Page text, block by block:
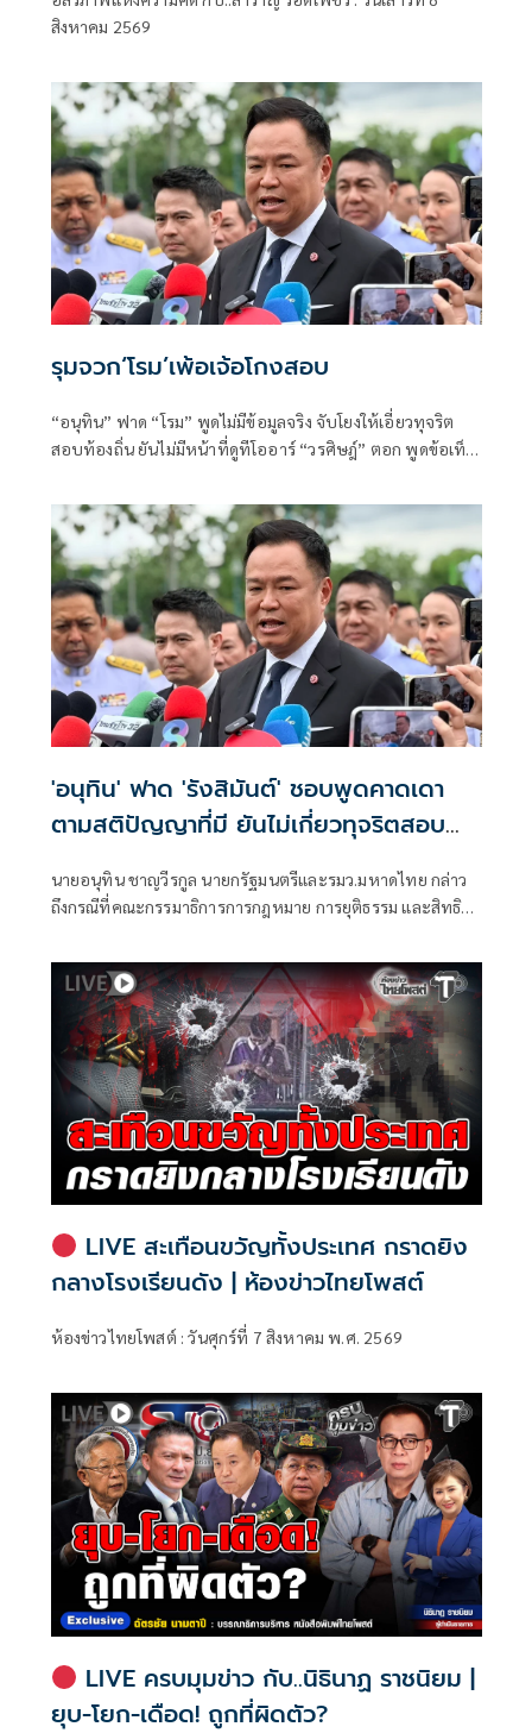
อิสรภาพแห่งความคิด กับ..สำราญ รอด
สิงหาคม 2569
รุมจวก‘โรม’เพ้อเจ้อโกงสอบ
“อนุทิน” ฟาด “โรม” พูดไม่มีข้อมูลจริง จับโยงให้เอี่ยวทุจริต
สอบท้องถิ่น ยันไม่มีหน้าที่ดูทีโออาร์ “วรศิษฎ์” ตอก พูดข้อเท็จ
'อนุทิน' ฟาด 'รังสิมันต์' ชอบพูดคาดเดา
ตามสติปัญญาที่มี ยันไม่เกี่ยวทุจริตสอบ
นายอนุทิน ชาญวีรกูล นายกรัฐมนตรีและรมว.มหาดไทย กล่าว
ถึงกรณีที่คณะกรรมาธิการการกฎหมาย การยุติธรรม และสิทธิ
กรรมาธิการ มีการอ้างชื่อนายกรัฐมนตรี เข้าไปเกี่ยวข้องกับการ
ทุจริตสอบท้องถิ่น
LIVE สะเทือนขวัญทั้งประเทศ กราดยิง
กลางโรงเรียนดัง | ห้องข่าวไทยโพสต์
ห้องข่าวไทยโพสต์ : วันศุกร์ที่ 7 สิงหาคม พ.ศ. 2569
LIVE ครบมุมข่าว กับ..นิธินาฏ ราชนิยม |
ยุบ-โยก-เดือด! ถูกที่ผิดตัว?